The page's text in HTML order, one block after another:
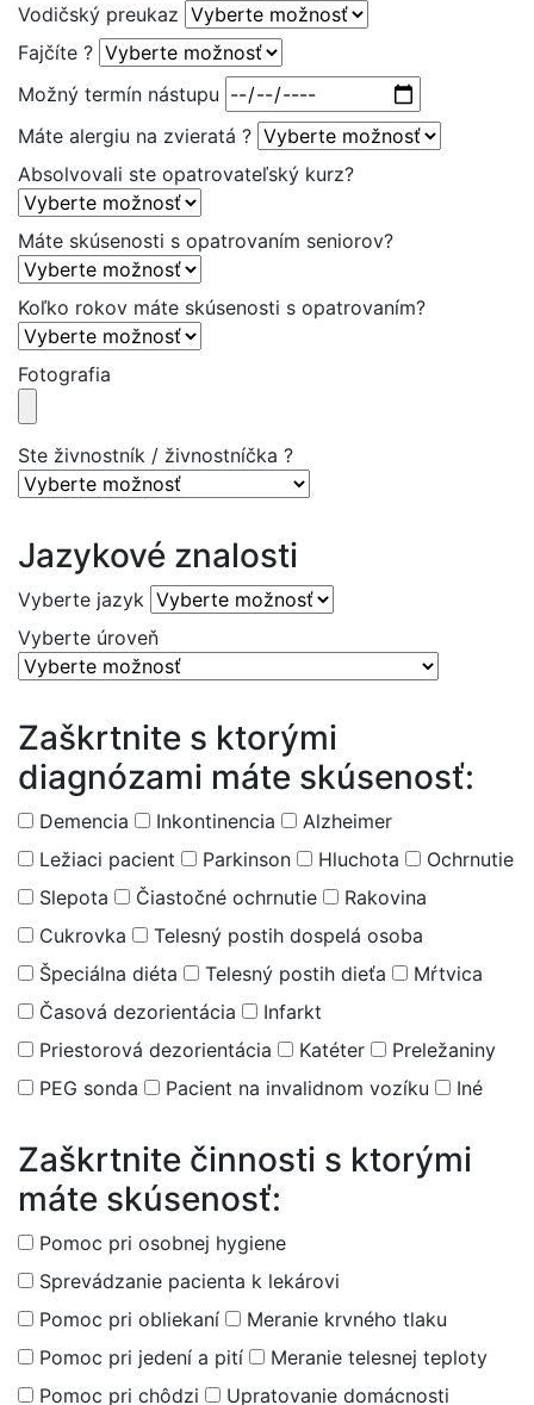
Vodičský preukaz
Fajčíte ?
Možný termín nástupu
Máte alergiu na zvieratá ?
Absolvovali ste opatrovateľský kurz?
Máte skúsenosti s opatrovaním seniorov?
Koľko rokov máte skúsenosti s opatrovaním?
Fotografia
Ste živnostník / živnostníčka ?
Jazykové znalosti
Vyberte jazyk
Vyberte úroveň
Zaškrtnite s ktorými
diagnózami máte skúsenosť:
Demencia Inkontinencia
Alzheimer
Ležiaci pacient
Parkinson Hluchota
Ochrnutie
Slepota
Čiastočné ochrnutie
Rakovina
Cukrovka
Telesný postih dospelá osoba
Špeciálna diéta
Telesný postih dieťa
Mŕtvica
Časová dezorientácia
Infarkt
Priestorová dezorientácia
Katéter
Preležaniny
PEG sonda
Pacient na invalidnom vozíku Iné
Zaškrtnite činnosti s ktorými
máte skúsenosť:
Pomoc pri osobnej hygiene
Sprevádzanie pacienta k lekárovi
Pomoc pri obliekaní
Meranie krvného tlaku
Pomoc pri jedení a pití
Meranie telesnej teploty
Pomoc pri chôdzi
Upratovanie domácnosti